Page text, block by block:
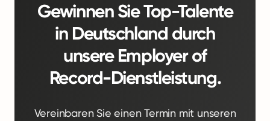
Gewinnen Sie Top-Talente
in Deutschland durch
unsere Employer of
Record-Dienstleistung.
Vereinbaren Sie einen Termin mit unseren